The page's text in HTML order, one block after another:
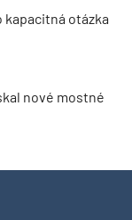
kapacitná otázka
nové mostné